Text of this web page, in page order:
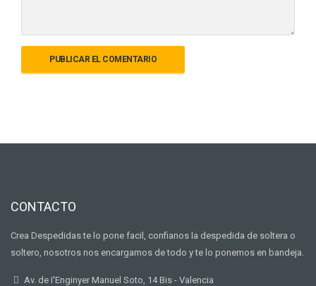
CONTACTO
Crea Despedidas te lo pone facil, confianos la despedida de soltera o
soltero, nosotros nos encargamos de todo y te lo ponemos en bandeja.
Av. de I'Enginyer Manuel Soto, 14 Bis - Valencia